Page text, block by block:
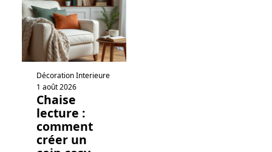
Décoration Interieure
1 août 2026
Chaise
lecture :
comment
créer un